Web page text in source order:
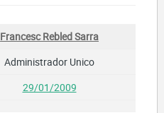
Francesc Rebled Sarra
Administrador Unico
29/01/2009